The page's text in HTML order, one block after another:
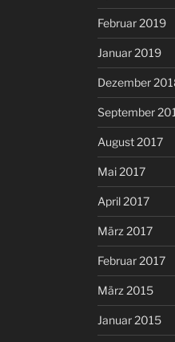
Februar 2019
Januar 2019
Dezember
September
August 2017
Mai 2017
April 2017
März 2017
Februar 2017
März 2015
Januar 2015